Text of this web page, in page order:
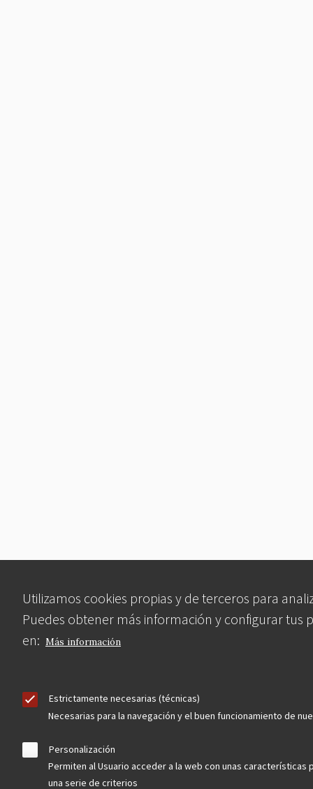
Utilizamos cookies propias y de terceros para
Puedes obtener más información y configurar tus
en: Más información
Estrictamente necesarias (técnicas)
Necesarias para la navegación y el buen funcionamiento de
Personalización
Permiten al Usuario acceder a la web con unas características
una serie de criterios